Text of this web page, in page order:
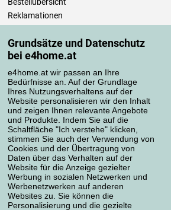
Grundsätze und Datenschutz
bei e4home.at
e4home.at wir passen an Ihre
Bedürfnisse an. Auf der Grundlage
Ihres Nutzungsverhaltens auf der
Website personalisieren wir den Inhalt
und zeigen Ihnen relevante Angebote
und Produkte. Indem Sie auf die
Schaltfläche "Ich verstehe" klicken,
stimmen Sie auch der Verwendung von
Cookies und der Übertragung von
Daten über das Verhalten auf der
Website für die Anzeige gezielter
Werbung in sozialen Netzwerken und
Werbenetzwerken auf anderen
Websites zu. Sie können die
Personalisierung und die gezielte
Reklamationen
Einfach mehr wissen
Richtlinien zur Verarbeitung von Bewertungen
Transportarten
Zahlungsmethoden